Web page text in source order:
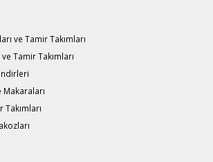
ve Tamir Takımları
Tamir Takımları
Makaraları